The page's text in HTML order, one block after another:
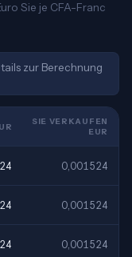
Sie je CFA-Franc
zur Berechnung
SIE VERKAUFEN
EUR
0,001524
0,001524
0,001524